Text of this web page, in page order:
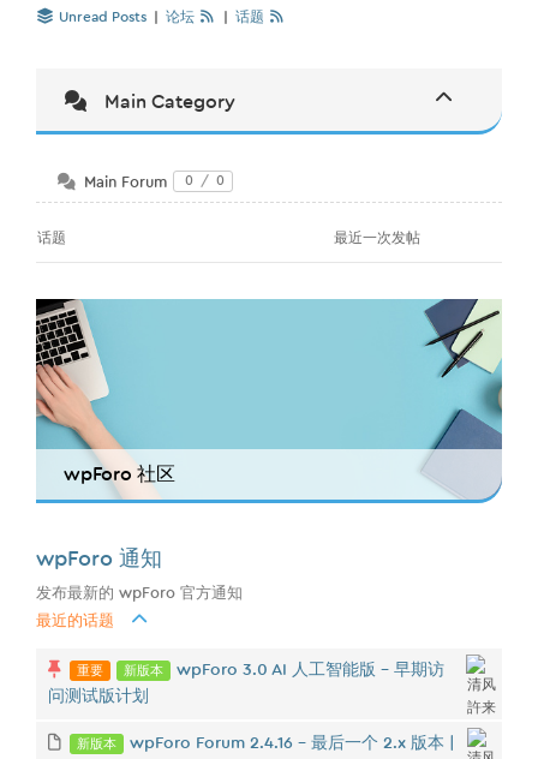
Unread Posts 论坛 话题
Main Category
Main Forum 0 / 0
话题 最近一次发帖
wpForo 社区
wpForo 通知
发布最新的 wpForo 官方通知
最近的话题
重要 新版本
wpForo 3.0 AI 人工智能版 - 早期访
问测试版计划
新版本 wpForo Forum 2.4.16 – 最后一个 2.x 版本 |